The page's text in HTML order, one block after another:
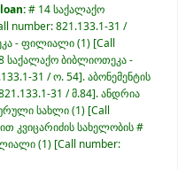
# 14 საქალაქო
number:821.133.1-31 /
- ფილიალი(1) Call
საქალაქო ბიბლიოთეკა -
31 / ო. 54 .აბონემენტის
31 / მ.84 .ანდრია
სახლი(1) Call
კვიცარიძის სახელობის #
(1) Call number: